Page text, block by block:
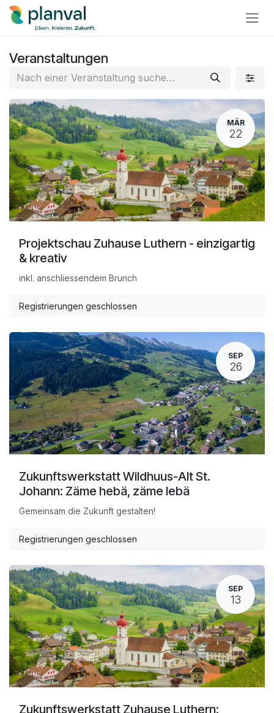
Zum Inhalt springen
Veranstaltungen
MÄR
22
Projektschau Zuhause Luthern - einzigartig
& kreativ
inkl. anschliessendem Brunch
Registrierungen geschlossen
SEP
26
Zukunftswerkstatt Wildhuus-Alt St.
Johann: Zäme hebä, zäme lebä
Gemeinsam die Zukunft gestalten!
Registrierungen geschlossen
SEP
13
Zukunftswerkstatt Zuhause Luthern: